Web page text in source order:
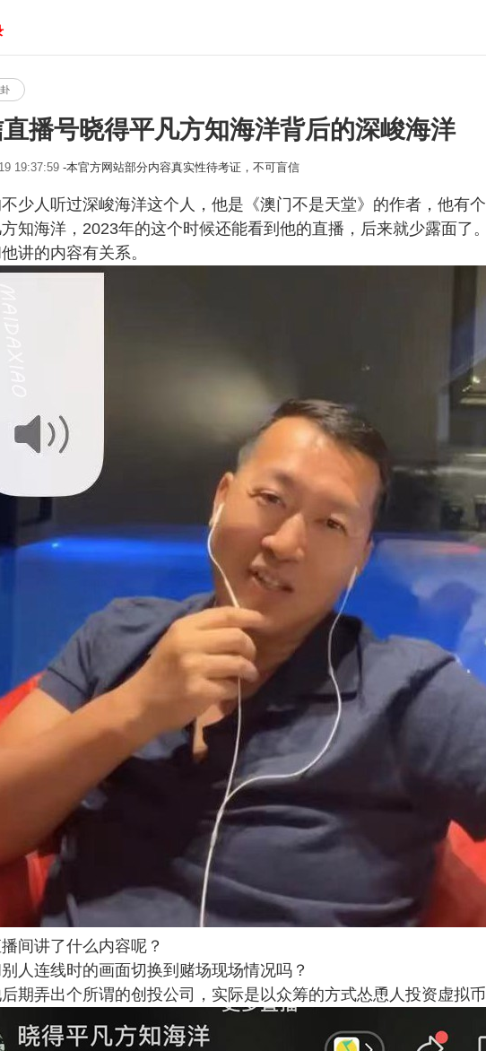
播号晓得平凡方知海洋背后的深峻海洋
19:37:59 -本官方网站部分内容真实性待考证，不可盲信
少人听过深峻海洋这个人，他是《澳门不是天堂》的作者，他
知海洋，2023年的这个时候还能看到他的直播，后来就少露面了
讲的内容有关系。
间讲了什么内容呢？
人连线时的画面切换到赌场现场情况吗？
期弄出个所谓的创投公司，实际是以众筹的方式怂恿人投资虚拟